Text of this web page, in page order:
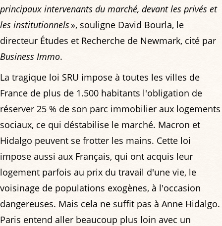
principaux intervenants du marché, devant les privés et
les institutionnels», souligne David Bourla, le
directeur Études et Recherche de Newmark, cité par
Business Immo.
La tragique loi SRU impose à toutes les villes de
France de plus de 1.500 habitants l'obligation de
réserver 25 % de son parc immobilier aux logements
sociaux, ce qui déstabilise le marché. Macron et
Hidalgo peuvent se frotter les mains. Cette loi
impose aussi aux Français, qui ont acquis leur
logement parfois au prix du travail d'une vie, le
voisinage de populations exogènes, à l'occasion
dangereuses. Mais cela ne suffit pas à Anne Hidalgo.
Paris entend aller beaucoup plus loin avec un